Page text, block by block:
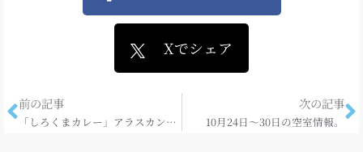
Xでシェア
前の記事
「しろくまカレー」アラスカンカフェさんで♪
次の記事
10月24日～30日の空室情報。